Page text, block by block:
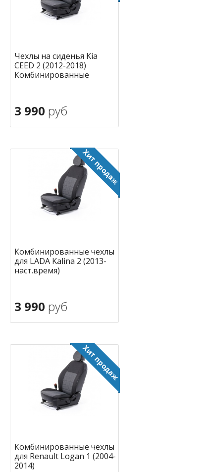
Чехлы на сиденья Kia
CEED 2 (2012-2018)
Комбинированные
3 990 руб
Комбинированные чехлы
для LADA Kalina 2 (2013-
наст.время)
3 990 руб
В корзину
Комбинированные чехлы
для Renault Logan 1 (2004-
2014)